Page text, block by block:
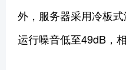
外，服务器采用冷板
运行噪音低至49dB，